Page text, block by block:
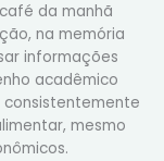
da manhã
na memória
informações
acadêmico
mesmo